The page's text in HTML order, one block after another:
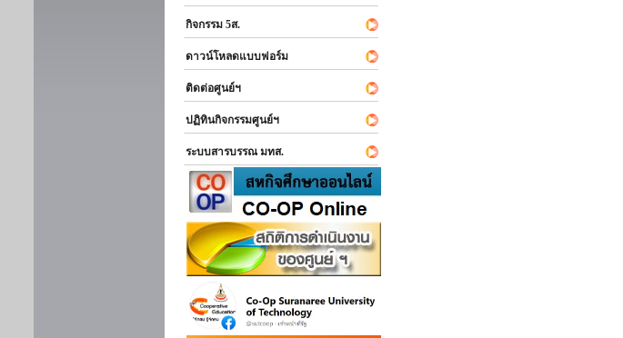
กิจกรรม 5ส.
ดาวน์โหลดแบบฟอร์ม
ติดต่อศูนย์ฯ
ปฏิทินกิจกรรมศูนย์ฯ
ระบบสารบรรณ มทส.